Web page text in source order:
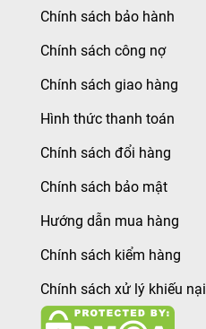
Chính sách bảo hành
Chính sách công nợ
Chính sách giao hàng
Hình thức thanh toán
Chính sách đổi hàng
Chính sách bảo mật
Hướng dẫn mua hàng
Chính sách kiểm hàng
Chính sách xử lý khiếu nại